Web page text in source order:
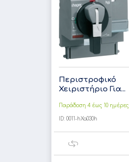
Περιστροφικό
Χειριστήριο Για...
Παράδοση 4 έως 10 ημέρες
ID: 0011-hXa030h